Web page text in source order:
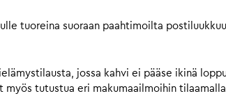
tuoreina suoraan paahtimoilta
jossa kahvi ei pääse ikinä
tutustua eri makumaailmoihin tilaamalla